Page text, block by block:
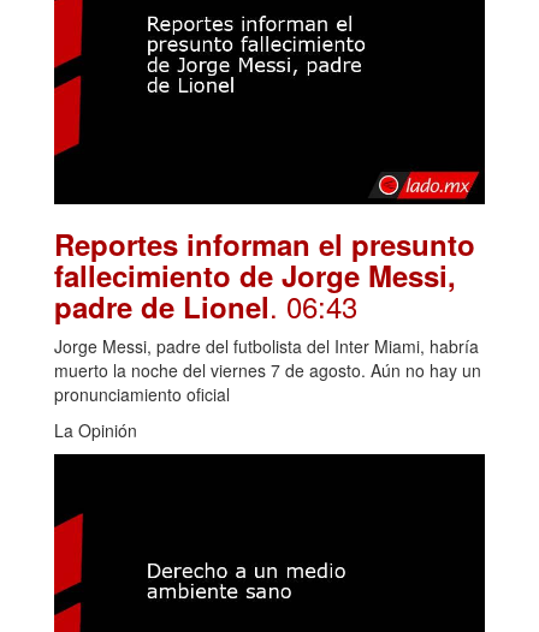
Reportes informan el presunto
fallecimiento de Jorge Messi,
padre de Lionel. 06:43
Jorge Messi, padre del futbolista del Inter Miami, habría
muerto la noche del viernes 7 de agosto. Aún no hay un
pronunciamiento oficial
La Opinión